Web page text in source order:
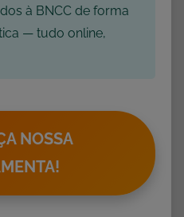
à BNCC de forma
— tudo online,
NOSSA